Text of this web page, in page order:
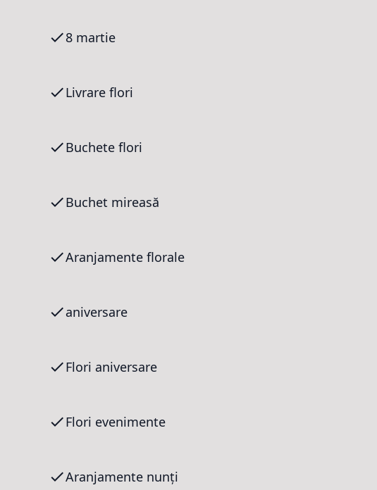
8 martie
Livrare flori
Buchete flori
Buchet mireasă
Aranjamente florale
aniversare
Flori aniversare
Flori evenimente
Aranjamente nunți